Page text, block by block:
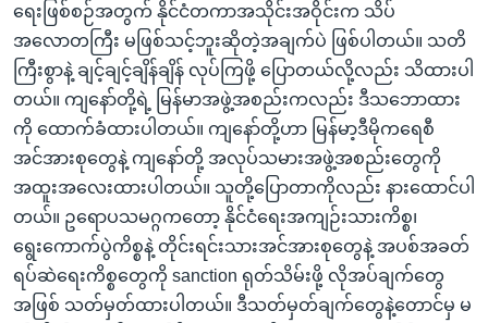
ရေးဖြစ်စဉ်အတွက် နိုင်ငံတကာအသိုင်းအဝိုင်းက သိပ်
အလောတကြီး မဖြစ်သင့်ဘူးဆိုတဲ့အချက်ပဲ ဖြစ်ပါတယ်။ သတိ
ကြီးစွာနဲ့ ချင့်ချင့်ချိန်ချိန် လုပ်ကြဖို့ ပြောတယ်လို့လည်း သိထားပါ
တယ်။ ကျနော်တို့ရဲ့ မြန်မာအဖွဲ့အစည်းကလည်း ဒီသဘောထား
ကို ထောက်ခံထားပါတယ်။ ကျနော်တို့ဟာ မြန်မာ့ဒီမိုကရေစီ
အင်အားစုတွေနဲ့ ကျနော်တို့ အလုပ်သမားအဖွဲ့အစည်းတွေကို
အထူးအလေးထားပါတယ်။ သူတို့ပြောတာကိုလည်း နားထောင်ပါ
တယ်။ ဥရောပသမဂ္ဂကတော့ နိုင်ငံရေးအကျဉ်းသားကိစ္စ၊
ရွေးကောက်ပွဲကိစ္စနဲ့ တိုင်းရင်းသားအင်အားစုတွေနဲ့ အပစ်အခတ်
ရပ်ဆဲရေးကိစ္စတွေကို sanction ရုတ်သိမ်းဖို့ လိုအပ်ချက်တွေ
အဖြစ် သတ်မှတ်ထားပါတယ်။ ဒီသတ်မှတ်ချက်တွေနဲ့တောင်မှ မ